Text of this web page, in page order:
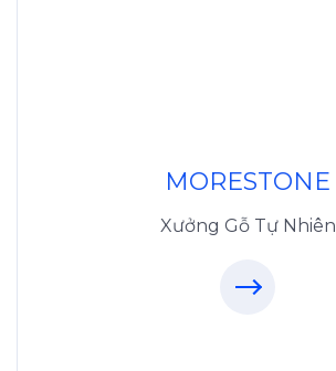
MORESTONE
Xưởng Gỗ Tự Nhiên